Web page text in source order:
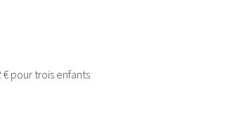
€ pour trois enfants